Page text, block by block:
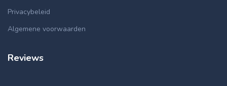
Privacybeleid
Algemene voorwaarden
Reviews